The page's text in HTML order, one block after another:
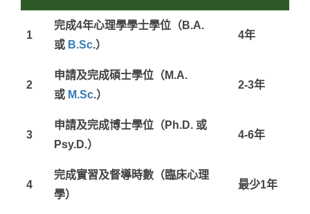
1
完成4年心理學學士學位（B.A.
或 B.Sc.）
4年
2
申請及完成碩士學位（M.A.
或 M.Sc.）
2-3年
3
申請及完成博士學位（Ph.D. 或
Psy.D.）
4-6年
4
完成實習及督導時數（臨床心理
學）
最少1年